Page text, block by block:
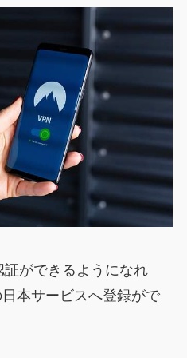
ができるようになれ
本サービスへ登録がで